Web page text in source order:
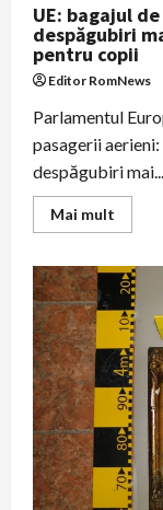
UE: bagajul
despăgubiri
pentru copii
Editor RomNews
Parlamentul
pasagerii
despăgubiri mai...
Mai mult
more
bagajul
de
mână
inclus
în
preţul
mai
rapide
și
locuri
pentru
copii